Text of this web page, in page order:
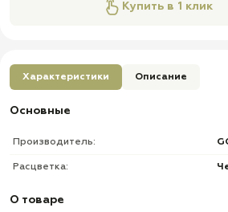
Купить в 1 клик
Характеристики Описание
Основные
Производитель:
Расцветка:
О товаре